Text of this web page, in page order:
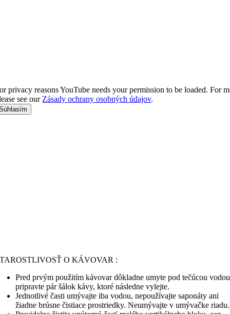
privacy reasons YouTube needs your permission to be loaded. For
see our Zásady ochrany osobných údajov.
O KÁVOVAR :
Pred prvým použitím kávovar dôkladne umyte pod tečúcou
pripravte pár šálok kávy, ktoré následne vylejte.
Jednotlivé časti umývajte iba vodou, nepoužívajte saponáty ani
žiadne brúsne čistiace prostriedky. Neumývajte v umývačke riadu.